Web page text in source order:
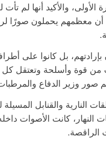
الأولى، والأكيد أنها لم
أن معظمهم يحملون
بل كانوا على
من قوة وأسلحة وتعتقل كل
صور وزير الدفاع
النارية والقنابل
النهار، كانت الأصوات
الراقصة.